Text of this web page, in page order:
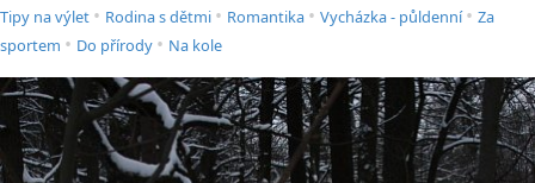
Tipy na výlet • Rodina s dětmi • Romantika • Vycházka - půldenní• Za
sportem • Do přírody • Na kole